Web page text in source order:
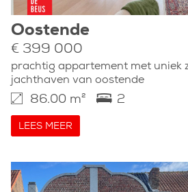
Oostende
€ 399 000
prachtig appartement met uniek
jachthaven van oostende
86.00 m² 2
LEES MEER